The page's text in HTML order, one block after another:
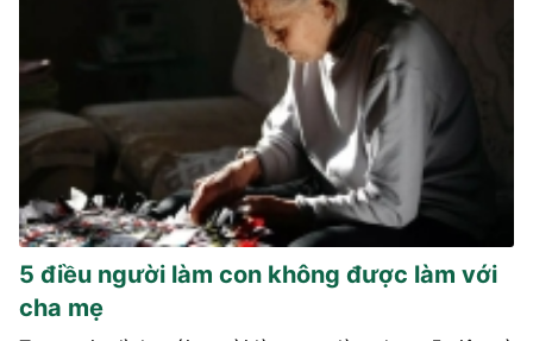
5 điều người làm con không được làm với
cha mẹ